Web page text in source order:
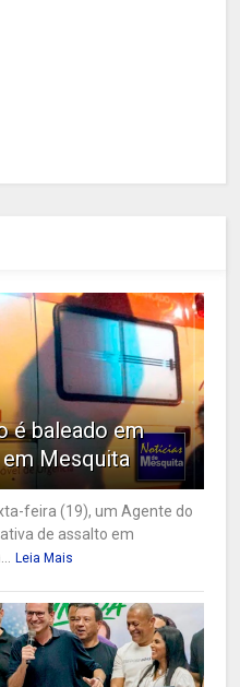
é baleado em
Mesquita
feira (19), um Agente do
de assalto em
Leia Mais